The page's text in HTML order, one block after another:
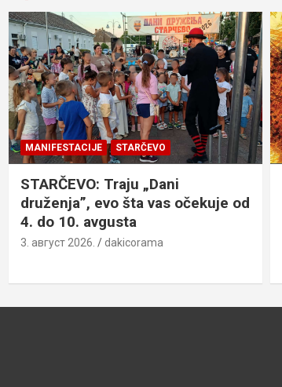
MANIFESTACIJE STARČEVO
STARČEVO: Traju „Dani
druženja”, evo šta vas očekuje od
4. do 10. avgusta
3. август 2026. dakicorama